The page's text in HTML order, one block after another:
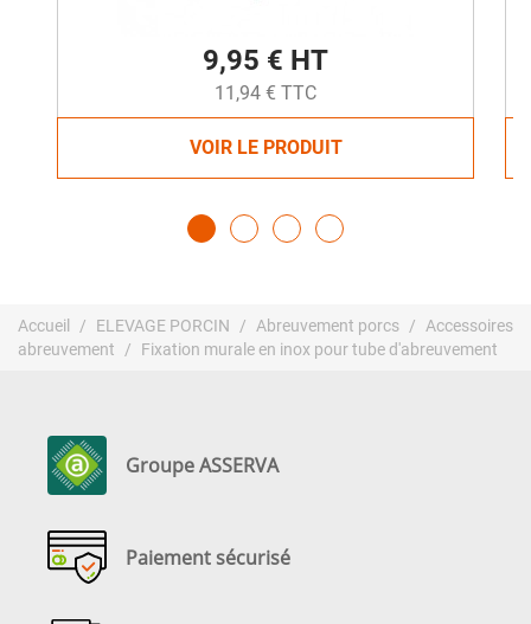
9,95 € HT
11,94 € TTC
VOIR LE PRODUIT
Accueil ELEVAGE PORCIN Abreuvement porcs
Accessoires
abreuvement
Fixation murale en inox pour tube d'abreuvement
Groupe ASSERVA
Paiement sécurisé